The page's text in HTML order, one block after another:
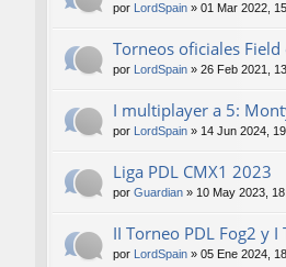
por LordSpain » 01 Mar 2022,
Torneos oficiales
por LordSpain » 26 Feb 2021,
I multiplayer a 5:
por LordSpain » 14 Jun 2024,
Liga PDL CMX1 2023
por Guardian » 10 May 2023,
II Torneo PDL Fog2 y
por LordSpain » 05 Ene 2024,